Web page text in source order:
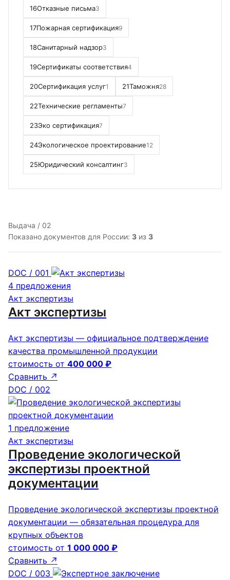
16Отказные письма3
17Пожарная сертификация9
18Санитарный надзор3
19Сертификаты соответствия4
20Сертификация услуг1 21Таможня28
22Технические регламенты7
23Эко сертификация7
24Экологическое проектирование12
25Юридический консалтинг3
Выдача / 02
Показано документов для России: 3 из 3
DOC / 001
4 предложения
Акт экспертизы
Акт экспертизы
Акт экспертизы — официальное подтверждение
качества промышленной продукции
стоимость от 400 000 ₽
Сравнить ↗
DOC / 002
1 предложение
Акт экспертизы
Проведение экологической
экспертизы проектной
документации
Проведение экологической экспертизы проектной
документации — обязательная процедура для
крупных объектов
стоимость от 1 000 000 ₽
Сравнить ↗
DOC / 003